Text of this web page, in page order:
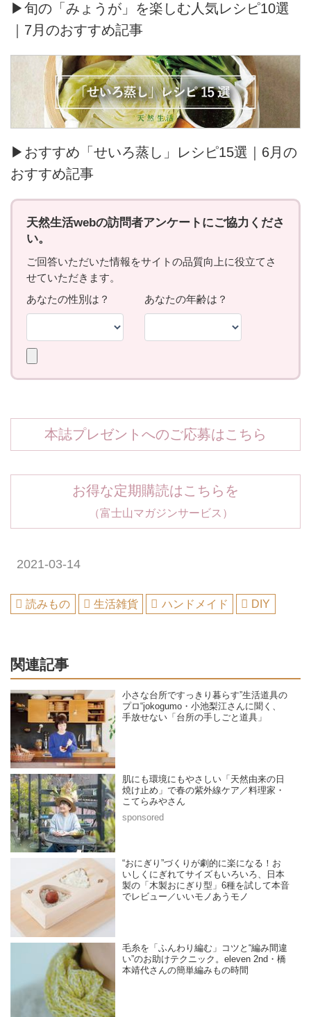
▶旬の「みょうが」を楽しむ人気レシピ10選
｜7月のおすすめ記事
▶おすすめ「せいろ蒸し」レシピ15選｜6月の
おすすめ記事
本誌プレゼントへのご応募はこちら
お得な定期購読はこちらを
（富士山マガジンサービス）
2021-03-14
読みもの 生活雑貨 ハンドメイド DIY
関連記事
小さな台所ですっきり暮らす”生活道具の
プロ“jokogumo・小池梨江さんに聞く、
手放せない「台所の手しごと道具」
肌にも環境にもやさしい「天然由来の日
焼け止め」で春の紫外線ケア／料理家・
こてらみやさん
“おにぎり”づくりが劇的に楽になる！お
いしくにぎれてサイズもいろいろ、日本
製の「木製おにぎり型」6種を試して本音
でレビュー／いいモノあうモノ
毛糸を「ふんわり編む」コツと“編み間違
い”のお助けテクニック。eleven 2nd・橋
本靖代さんの簡単編みもの時間